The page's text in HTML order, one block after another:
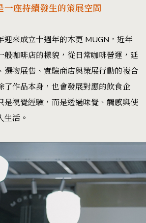
一座持續發生的策展空間
迎來成立十週年的木更 MUGN，近年
般咖啡店的樣貌，從日常咖啡營運，延
選物展售、實驗商店與策展行動的複合
了作品本身，也會發展對應的飲食企
是視覺經驗，而是透過味覺、觸感與使
生活。